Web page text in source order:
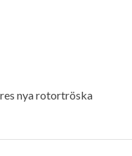
nya rotortröska